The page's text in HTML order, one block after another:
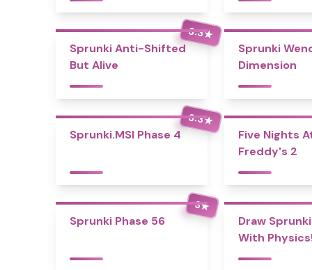
3.3★
Sprunki Anti-Shifted
But Alive
Sprunki
Dimension
3.3★
Sprunki.MSI Phase 4
Five Nights
Freddy's 2
3★
Sprunki Phase 56
Draw
With